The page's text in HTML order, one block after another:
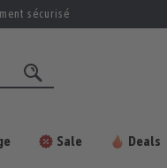
sécurisé
Sale Deals